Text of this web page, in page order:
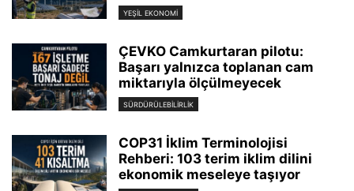
YEŞIL EKONOMI
ÇEVKO Camkurtaran pilotu:
Başarı yalnızca toplanan cam
miktarıyla ölçülmeyecek
SÜRDÜRÜLEBILIRLIK
COP31 İklim Terminolojisi
Rehberi: 103 terim iklim dilini
ekonomik meseleye taşıyor